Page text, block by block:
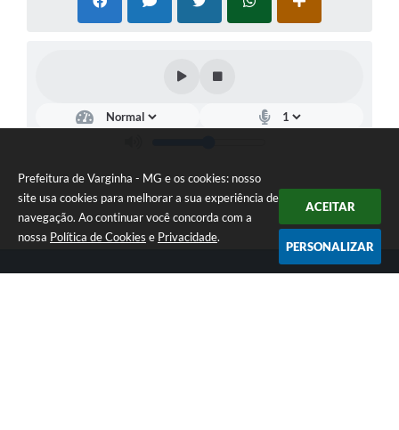
Prefeitura de Varginha - MG e os cookies: nosso
site usa cookies para melhorar a sua experiência de
navegação. Ao continuar você concorda com a
nossa Política de Cookies e Privacidade.
ACEITAR
PERSONALIZAR